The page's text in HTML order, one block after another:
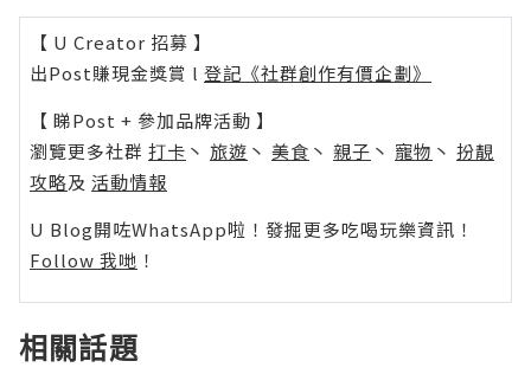
【 U Creator 招募 】
出Post賺現金獎賞 l 登記《社群創作有價企劃》
【 睇Post + 參加品牌活動 】
瀏覽更多社群 打卡 丶 旅遊 丶 美食 丶 親子 丶 寵物 丶 扮靚
攻略及 活動情報
U Blog開咗WhatsApp啦！發掘更多吃喝玩樂資訊！
Follow 我哋 ！
相關話題